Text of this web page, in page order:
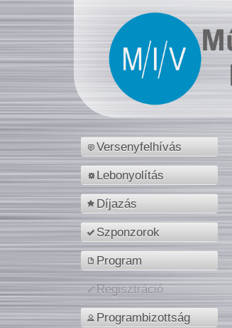
Versenyfelhívás
Lebonyolítás
Díjazás
Szponzorok
Program
Regisztráció
Programbizottság